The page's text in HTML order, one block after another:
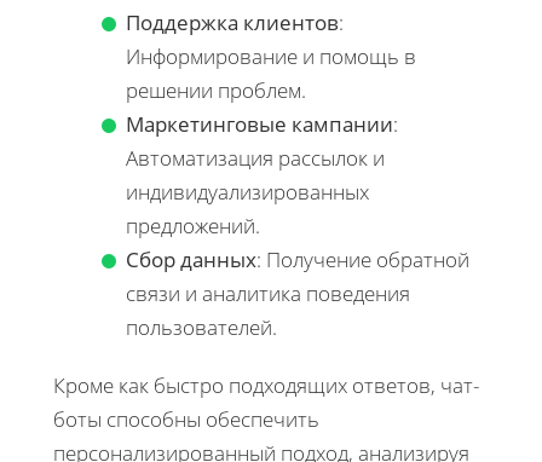
Поддержка клиентов:
Информирование и помощь в
решении проблем.
Маркетинговые кампании:
Автоматизация рассылок и
индивидуализированных
предложений.
Сбор данных: Получение обратной
связи и аналитика поведения
пользователей.
Кроме как быстро подходящих ответов, чат-
боты способны обеспечить
персонализированный подход, анализируя